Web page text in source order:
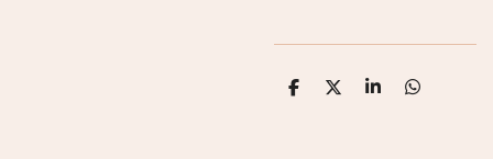
D
D
S
D